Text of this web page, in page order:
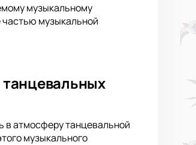
музыкальному
музыкальной
в атмосферу танцевальной
музыкального